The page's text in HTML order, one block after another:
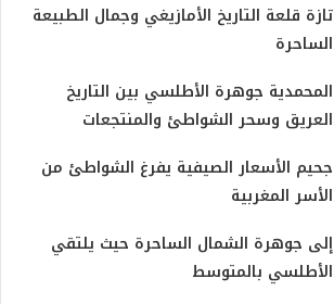
تازة قلعة التاريخ الأمازيغي وجمال الطبيعة
الساحرة
المحمدية جوهرة الأطلسي بين التاريخ
العريق وسحر الشواطئ والمنتجعات
جحيم الأسعار الصيفية يفرغ الشواطئ من
الأسر المغربية
إلى جوهرة الشمال الساحرة حيث يلتقي
الأطلسي بالمتوسط